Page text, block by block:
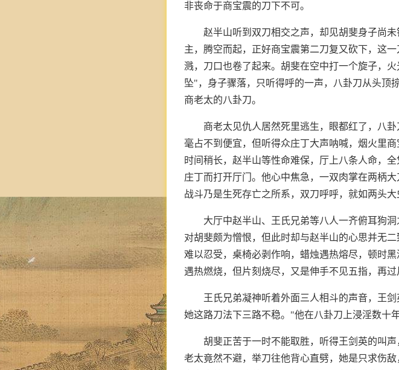
非丧命于商宝震的刀下不可。
赵半山听到双刀相交之声，却见胡斐身子尚
主，腾空而起，正好商宝震第二刀复又砍下，这
溅，刀口也卷了起来。胡斐在空中打一个旋子，
坠"，身子骤落，只听得呼的一声，八卦刀从头顶
商老太的八卦刀。
商老太见仇人居然死里逃生，眼都红了，八
毫占不到便宜，但听得众庄丁大声呐喊，烟火里
时间稍长，赵半山等性命难保，厅上八条人命，
庄丁而打开厅门。他心中焦急，一双肉掌在两柄
战斗乃是生死存亡之所系，双刀呼呼，就如两头大
大厅中赵半山、王氏兄弟等八人一齐俯耳狗
对胡斐颇为憎恨，但此时却与赵半山的心思并无
难以忍受，桌椅必剥作响，蜡烛遇热熔尽，顿时
遇热燃烧，但片刻烧尽，又是伸手不见五指，再过
王氏兄弟凝神听着外面三人相斗的声音，王
她这路刀法下三路不稳。"他在八卦刀上浸淫数十
胡斐正苦于一时不能取胜，听得王剑英的叫
老太竟然不避，举刀往他背心直劈，她是只求伤